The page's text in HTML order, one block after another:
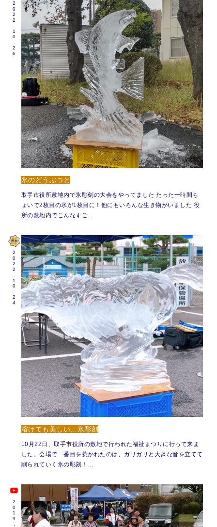
2022.10.26
氷のどうぶつと
取手市役所敷地内で氷彫刻の大会をやってました たった一時間ち
ょいで2枚目の氷が1枚目に！他にもいろんな生き物がいました 役
所の敷地内でこんなすご…
2022.10.24
溶けても美しい…氷彫刻
10月22日、取手市役所の敷地で行われた福祉まつりに行って来ま
した。会場で一番目を惹かれたのは、ガリガリと大きな音を立てて
削られていく氷の彫刻！…